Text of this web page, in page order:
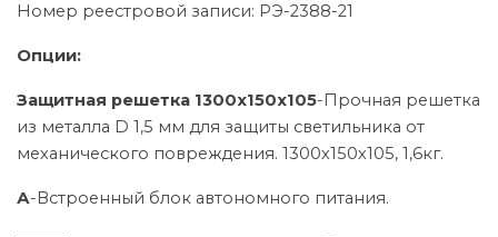
Номер реестровой записи: РЭ-2388-21
Опции:
Защитная решетка 1300х150х105-Прочная решетка
из металла D 1,5 мм для защиты светильника от
механического повреждения. 1300х150х105, 1,6кг.
А-Встроенный блок автономного питания.